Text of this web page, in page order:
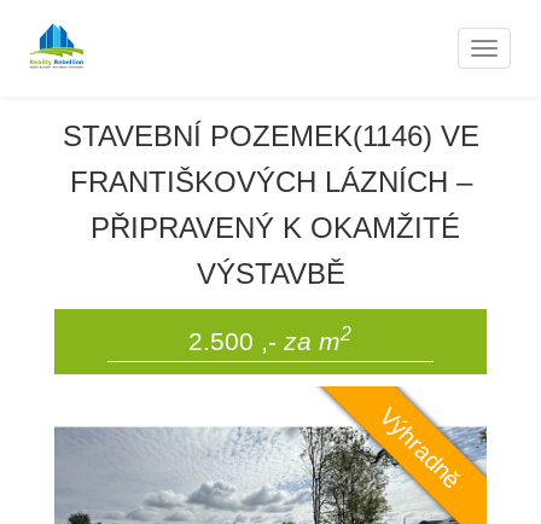
Nemovitosti
STAVEBNÍ POZEMEK(1146) VE
FRANTIŠKOVÝCH LÁZNÍCH –
PŘIPRAVENÝ K OKAMŽITÉ
VÝSTAVBĚ
2.500 ,- za m2